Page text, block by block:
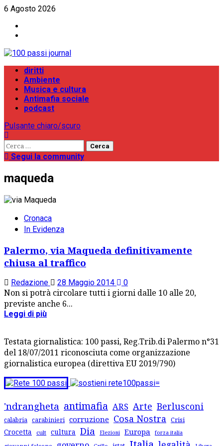
Vai
contenuto
6 Agosto 2026
Menu
principale
diritti
Ambiente
Musica e cultura
Antimafia sociale
podcast
Pulsante chiaro/scuro
Ricerca
per:Segui la community
maqueda
Cronaca
In Evidenza
Palermo, via Maqueda definitivamente
chiusa al traffico
Redazione 28 Maggio 2014 0
Non si potrà circolare tutti i giorni dalle 10 alle 20,
previste anche 6...
Leggi di più
Testata giornalistica: 100 passi, Reg.Trib.di Palermo n°31
del 18/07/2011 riconosciuta come organizzazione
giornalistica europea (direttiva EU 2019/790)
'ndrangheta antimafia ARS Arte Berlusconi
calabria carabinieri corruzione Cosa Nostra Crisi
Crocetta cult cultura Dia Elezioni Europa
forza italia